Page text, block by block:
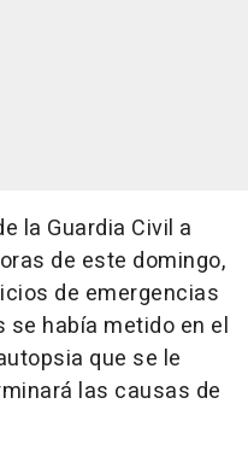
la Guardia Civil a
de este domingo,
de emergencias
se había metido en el
que se le
las causas de